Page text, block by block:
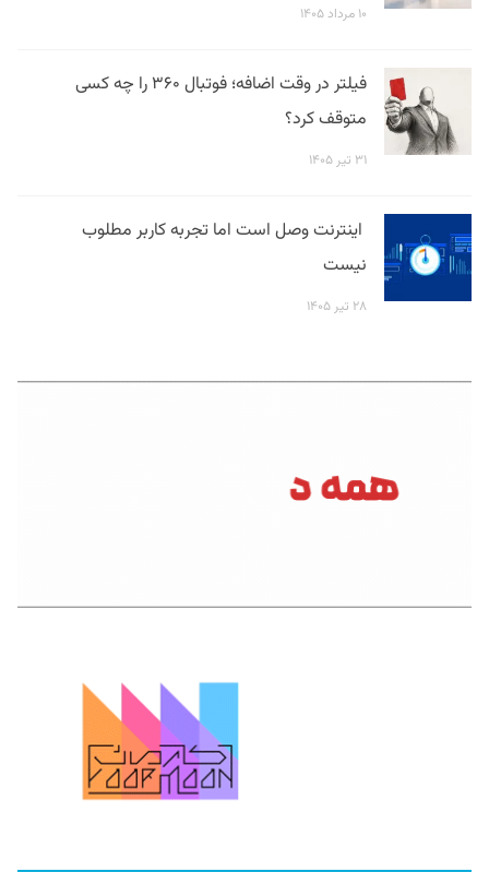
۱۰ مرداد ۱۴۰۵
فیلتر در وقت اضافه؛ فوتبال ۳۶۰ را چه کسی
متوقف کرد؟
۳۱ تیر ۱۴۰۵
اینترنت وصل است اما تجربه کاربر مطلوب
نیست
۲۸ تیر ۱۴۰۵